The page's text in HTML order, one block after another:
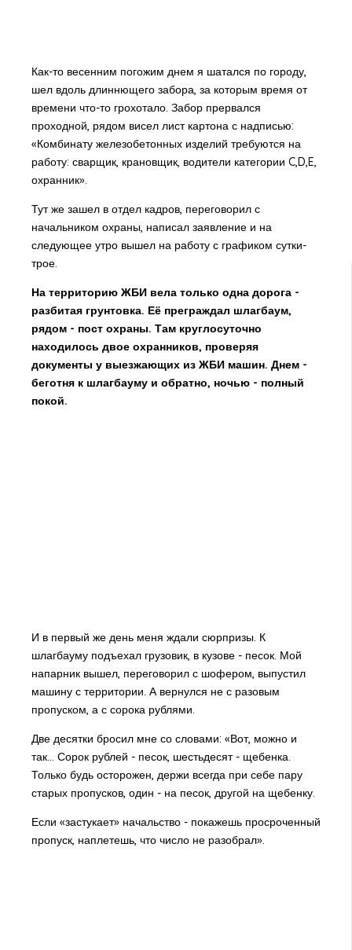
Как-то весенним погожим днем я шатался по городу,
шел вдоль длиннющего забора, за которым время от
времени что-то грохотало. Забор прервался
проходной, рядом висел лист картона с надписью:
«Комбинату железобетонных изделий требуются на
работу: сварщик, крановщик, водители категории C,D,E,
охранник».
Тут же зашел в отдел кадров, переговорил с
начальником охраны, написал заявление и на
следующее утро вышел на работу с графиком сутки-
трое.
На территорию ЖБИ вела только одна дорога -
разбитая грунтовка. Её преграждал шлагбаум,
рядом - пост охраны. Там круглосуточно
находилось двое охранников, проверяя
документы у выезжающих из ЖБИ машин. Днем -
беготня к шлагбауму и обратно, ночью - полный
покой.
И в первый же день меня ждали сюрпризы. К
шлагбауму подъехал грузовик, в кузове - песок. Мой
напарник вышел, переговорил с шофером, выпустил
машину с территории. А вернулся не с разовым
пропуском, а с сорока рублями.
Две десятки бросил мне со словами: «Вот, можно и
так... Сорок рублей - песок, шестьдесят - щебенка.
Только будь осторожен, держи всегда при себе пару
старых пропусков, один - на песок, другой на щебенку.
Если «застукает» начальство - покажешь просроченный
пропуск, наплетешь, что число не разобрал».